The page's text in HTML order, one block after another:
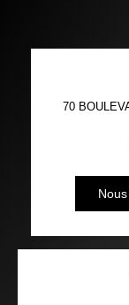
70